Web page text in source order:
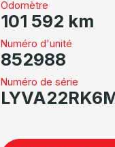
Odomètre
101 592 km
Numéro d'unité
852988
Numéro de série